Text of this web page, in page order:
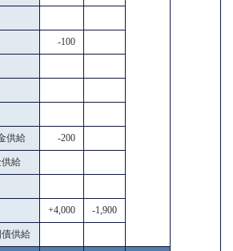
-100
供給 -200
給
+4,000 -1,900
供給